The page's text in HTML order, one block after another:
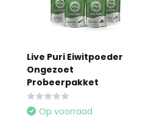
Live Puri Eiwitpoeder
Ongezoet
Probeerpakket
Op voorraad